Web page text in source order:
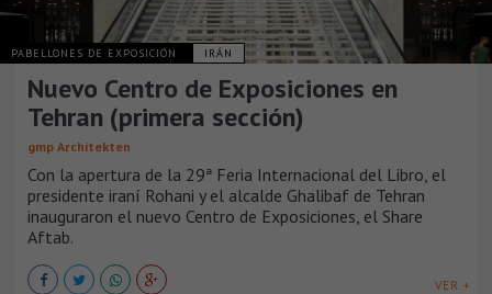
PABELLONES DE EXPOSICIÓN IRÁN
Nuevo Centro de Exposiciones en
Tehran (primera sección)
gmp Architekten
Con la apertura de la 29ª Feria Internacional del Libro, el
presidente iraní Rohani y el alcalde Ghalibaf de Tehran
inauguraron el nuevo Centro de Exposiciones, el Share
Aftab.
VER +